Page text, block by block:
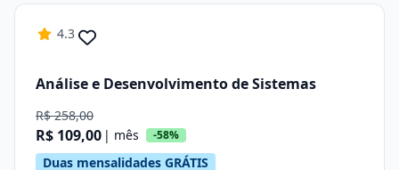
4.3
Análise e Desenvolvimento de Sistemas
R$ 258,00
R$ 109,00 | mês -58%
Duas mensalidades GRÁTIS